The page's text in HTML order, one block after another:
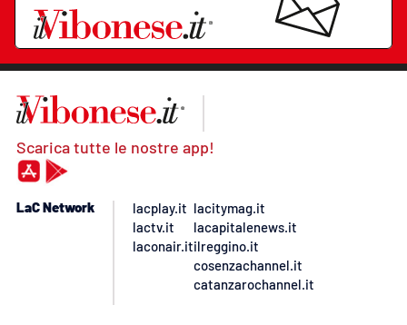
Scarica tutte le nostre app!
LaC Network
lacplay.it
lactv.it
laconair.it
lacitymag.it
lacapitalenews.it
ilreggino.it
cosenzachannel.it
catanzarochannel.it